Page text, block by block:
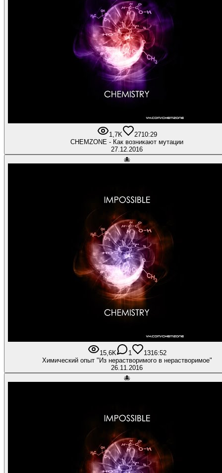
1,7K 2710:29
CHEMZONE - Как возникают мутации
27.12.2016
🐙
15,6K 1 1316:52
Химический опыт "Из нерастворимого в нерастворимое"
26.11.2016
🐙